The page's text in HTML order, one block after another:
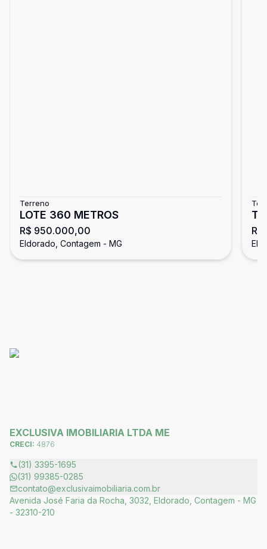
Terreno
LOTE 360 METROS
R$ 950.000,00
Eldorado, Contagem - MG
EXCLUSIVA IMOBILIARIA LTDA ME
CRECI: 4876
(31) 3395-1695
(31) 99385-0285
contato@exclusivaimobiliaria.com.br
Avenida José Faria da Rocha, 3032, Eldorado, Contagem - MG
- 32310-210